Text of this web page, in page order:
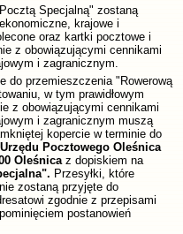
Specjalną" zostaną
krajowe i
oraz kartki pocztowe i
z obowiązującymi cennikami
i zagranicznym.
do przemieszczenia "Rowerową
w tym prawidłowym
z obowiązującymi cennikami
i zagranicznym muszą
kopercie w terminie do
Urzędu Pocztowego Oleśnica
Oleśnicaz dopiskiem na
Przesyłki, które
zostaną przyjęte do
zgodnie z przepisami
postanowień